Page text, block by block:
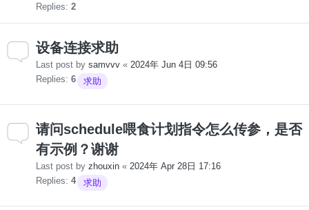
Replies: 2
设备连接求助
Last post by samvvv « 2024年 Jun 4日 09:56
Replies: 6 求助
请问schedule喂食计划指令怎么传参，是否
有示例？谢谢
Last post by zhouxin « 2024年 Apr 28日 17:16
Replies: 4 求助